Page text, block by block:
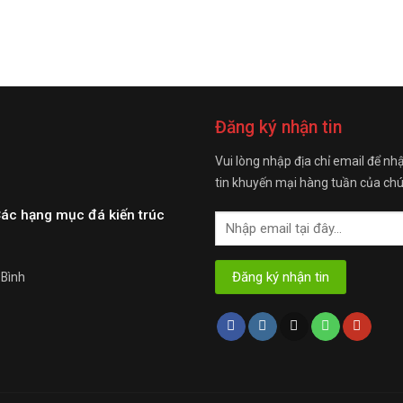
hạng mục đá kiến trúc
Đăng ký nhận tin
Vui lòng nhập địa chỉ email để
tin khuyến mại hàng tuần của